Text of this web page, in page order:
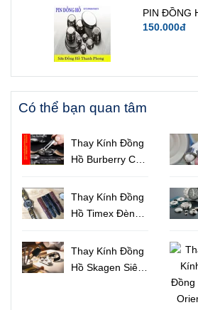
PIN ĐỒNG
150.000đ
Có thể bạn quan tâm
Thay Kính Đồng
Hồ Burberry Cao
Sọc Độc Đáo
Thay Kính Đồng
Hồ Timex Đèn
Lấy Liền
Thay Kính Đồng
Hồ Skagen Siêu